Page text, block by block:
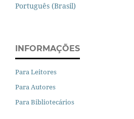
Português (Brasil)
INFORMAÇÕES
Para Leitores
Para Autores
Para Bibliotecários